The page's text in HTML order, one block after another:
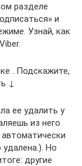
разделе
и
Узнай, как
. Подскажите,
↓
ее удалить у
из него
Но
другие